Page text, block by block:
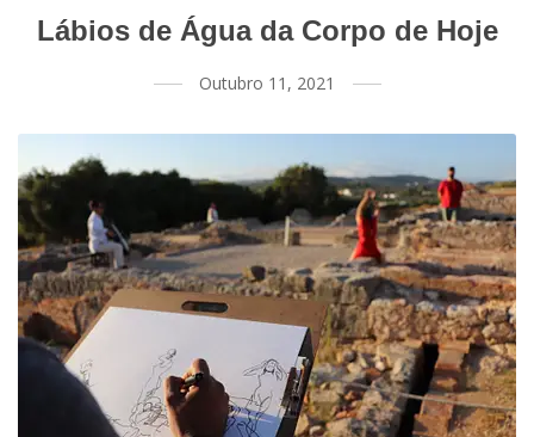
Lábios de Água da Corpo de Hoje
Outubro 11, 2021